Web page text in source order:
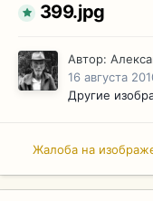
399.jpg
Автор:
16 августа
Другие
Жалоба на